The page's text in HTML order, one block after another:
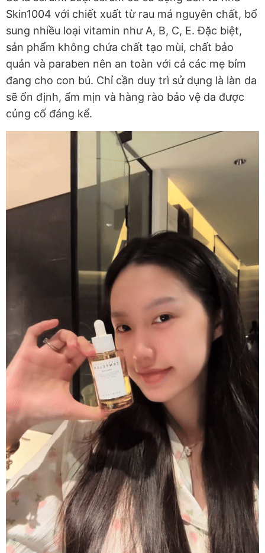
Skin1004 với chiết xuất từ rau má nguyên chất, bổ
sung nhiều loại vitamin như A, B, C, E. Đặc biệt,
sản phẩm không chứa chất tạo mùi, chất bảo
quản và paraben nên an toàn với cả các mẹ bỉm
đang cho con bú. Chỉ cần duy trì sử dụng là làn da
sẽ ổn định, ẩm mịn và hàng rào bảo vệ da được
củng cố đáng kể.